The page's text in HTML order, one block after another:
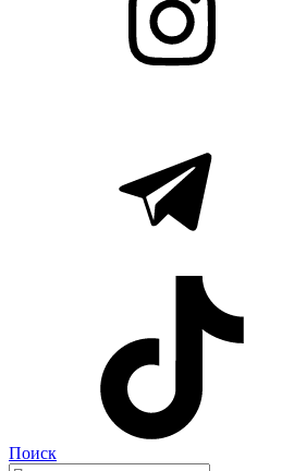
Поиск